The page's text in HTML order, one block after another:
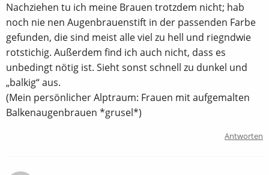
Nachziehen tu ich meine Brauen trotzdem nicht; hab
noch nie nen Augenbrauenstift in der passenden Farbe
gefunden, die sind meist alle viel zu hell und riegndwie
rotstichig. Außerdem find ich auch nicht, dass es
unbedingt nötig ist. Sieht sonst schnell zu dunkel und
„balkig“ aus.
(Mein persönlicher Alptraum: Frauen mit aufgemalten
Balkenaugenbrauen *grusel*)
Antworten